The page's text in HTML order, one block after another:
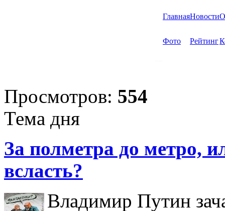
ГлавнаяНовости
Фото Рейтинг
Просмотров: 554
Тема дня
За полметра до метро,
всласть?
Владимир Путин